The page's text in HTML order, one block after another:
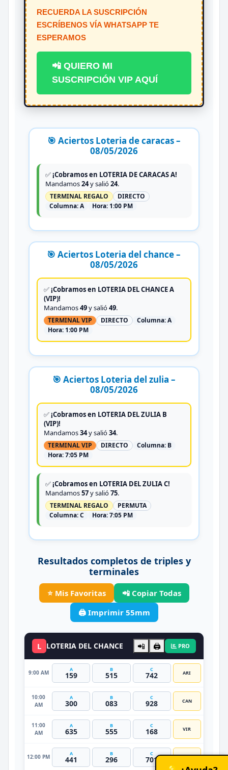
RECUERDA LA SUSCRIPCIÓN
ESCRÍBENOS VÍA WHATSAPP TE
ESPERAMOS
📲 QUIERO MI
SUSCRIPCIÓN VIP AQUÍ
🎯 Aciertos Loteria de caracas –
08/05/2026
✅¡Cobramos en LOTERIA DE CARACAS A!
Mandamos24y salió24.
TERMINAL REGALO
DIRECTO
Columna:A Hora: 1:00 PM
🎯 Aciertos Loteria del chance –
08/05/2026
✅¡Cobramos en LOTERIA DEL CHANCE A
(VIP)!
Mandamos49y salió49.
TERMINAL VIP DIRECTO Columna:A
Hora: 1:00 PM
🎯 Aciertos Loteria del zulia –
08/05/2026
✅¡Cobramos en LOTERIA DEL ZULIA B
(VIP)!
Mandamos34y salió34.
TERMINAL VIP DIRECTO Columna: B
Hora:7:05 PM
✅¡Cobramos en LOTERIA DEL ZULIA C!
Mandamos57y salió75.
TERMINAL REGALO
PERMUTA
Columna:C Hora:7:05 PM
Resultados completos de triples y
terminales
⭐ Mis Favoritas
📲 Copiar Todas
🖨️ Imprimir 55mm
L LOTERIA DEL CHANCE 📲 🖨️ PRO
9:00 AM A
159
B
515
C
742 ARI
10:00
AM
A
300
B
083
C
928 CAN
11:00
AM
A
635
B
555
C
168 VIR
12:00 PM A
441
B
296
C
701 LIB